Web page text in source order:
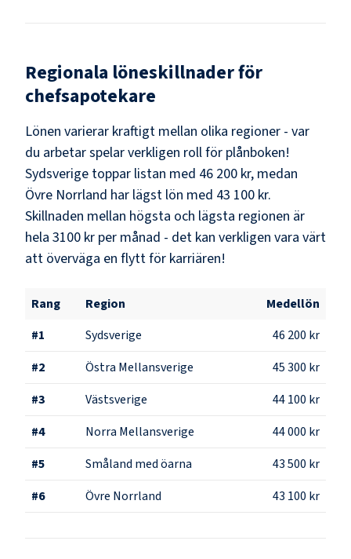
Regionala löneskillnader för
chefsapotekare
Lönen varierar kraftigt mellan olika regioner - var
du arbetar spelar verkligen roll för plånboken!
Sydsverige toppar listan med 46 200 kr, medan
Övre Norrland har lägst lön med 43 100 kr.
Skillnaden mellan högsta och lägsta regionen är
hela 3100 kr per månad - det kan verkligen vara värt
att överväga en flytt för karriären!
Rang Region
Medellön
#1 Sydsverige
46 200 kr
#2 Östra Mellansverige
45 300 kr
#3 Västsverige
44 100 kr
#4 Norra Mellansverige
44 000 kr
#5 Småland med öarna
43 500 kr
#6 Övre Norrland 43 100 kr